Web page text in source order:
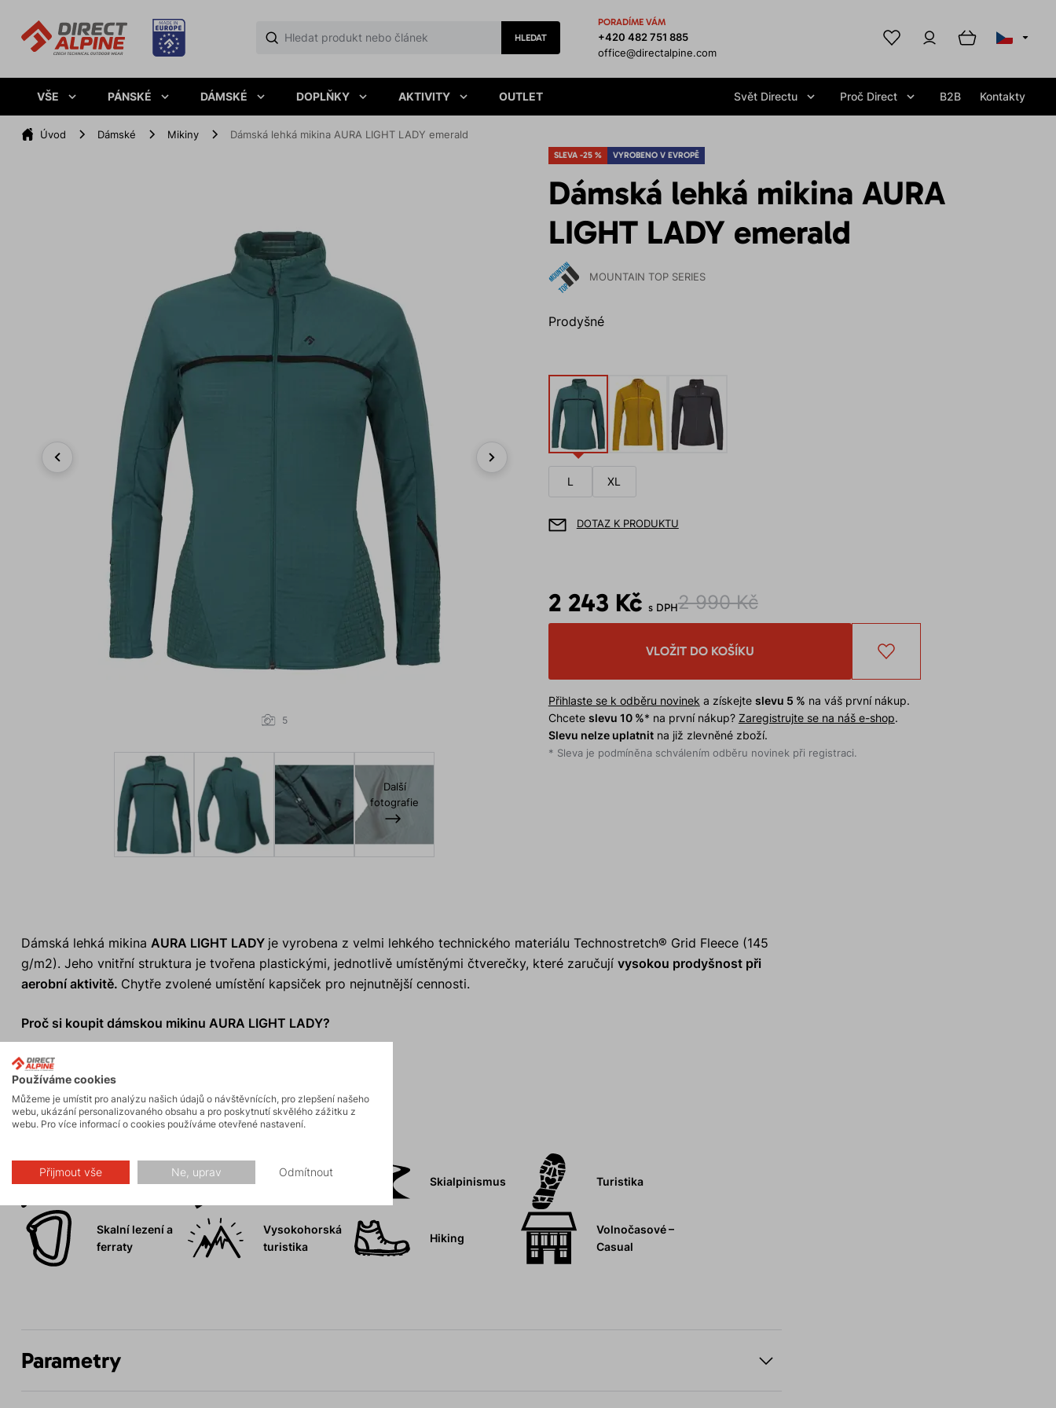
HLEDAT
PORADÍME VÁM
+420 482 751 885
office@directalpine.com
VŠE PÁNSKÉ DÁMSKÉ DOPLŇKY AKTIVITY OUTLET Svět Directu Proč Direct B2B Kontakty
Úvod Dámské Mikiny Dámská lehká mikina AURA LIGHT LADY emerald
SLEVA -25 % VYROBENO V EVROPĚ
Dámská lehká mikina AURA
LIGHT LADY emerald
MOUNTAIN TOP SERIES
Prodyšné
5
Další
fotografie
L XL
DOTAZ K PRODUKTU
2 243 Kč s DPH2 990 Kč
VLOŽIT DO KOŠÍKU
Přihlaste se k odběru novinek a získejte slevu 5 % na váš první nákup.
Chcete slevu 10 %* na první nákup? Zaregistrujte se na náš e-shop.
Slevu nelze uplatnitna již zlevněné zboží.
* Sleva je podmíněna schválením odběru novinek při registraci.
Dámská lehká mikina AURA LIGHT LADY je vyrobena z velmi lehkého technického materiálu Technostretch® Grid Fleece (145
g/m2). Jeho vnitřní struktura je tvořena plastickými, jednotlivě umístěnými čtverečky, které zaručují vysokou prodyšnost při
aerobní aktivitě. Chytře zvolené umístění kapsiček pro nejnutnější cennosti.
Proč si koupit dámskou mikinu AURA LIGHT LADY?
Aktivity
Horské expedice Skialpinismus Turistika
Skalní lezení a
ferraty
Vysokohorská
turistika
Hiking
Volnočasové –
Casual
Parametry
Používáme cookies
Můžeme je umístit pro analýzu našich údajů o návštěvnících, pro zlepšení našeho
webu, ukázání personalizovaného obsahu a pro poskytnutí skvělého zážitku z
webu. Pro více informací o cookies používáme otevřené nastavení.
Přijmout vše Ne, uprav Odmítnout